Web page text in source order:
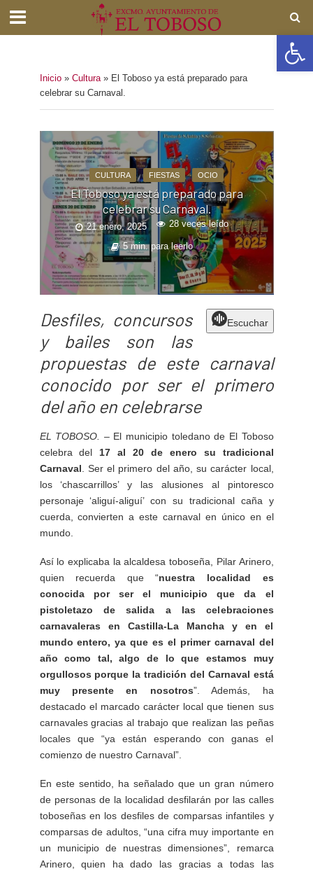
Inicio» Cultura» El Toboso ya está preparado para
celebrar su Carnaval.
CULTURA FIESTAS OCIO
El Toboso ya está preparado para
celebrar su Carnaval.
21 enero, 2025 28 veces leído
5 min. para leerlo
Escuchar
Desfiles, concursos
y bailes son las
propuestas de este carnaval
conocido por ser el primero
del año en celebrarse
EL TOBOSO. –El municipio toledano de El Toboso
celebra del17 al 20 de enero su tradicional
Carnaval. Ser el primero del año, su carácter local,
los ‘chascarrillos’ y las alusiones al pintoresco
personaje ‘aliguí-aliguí’ con su tradicional caña y
cuerda, convierten a este carnaval en único en el
mundo.
Así lo explicaba la alcaldesa toboseña, Pilar Arinero,
quien recuerda que “nuestra localidad es
conocida por ser el municipio que da el
pistoletazo de salida a las celebraciones
carnavaleras en Castilla-La Mancha y en el
mundo entero, ya que es el primer carnaval del
año como tal, algo de lo que estamos muy
orgullosos porque la tradición del Carnaval está
muy presente en nosotros”. Además, ha
destacado el marcado carácter local que tienen sus
carnavales gracias al trabajo que realizan las peñas
locales que “ya están esperando con ganas el
comienzo de nuestro Carnaval”.
En este sentido, ha señalado que un gran número
de personas de la localidad desfilarán por las calles
toboseñas en los desfiles de comparsas infantiles y
comparsas de adultos, “una cifra muy importante en
un municipio de nuestras dimensiones”, remarca
Arinero, quien ha dado las gracias a todas las
Abrir barra de herramientas